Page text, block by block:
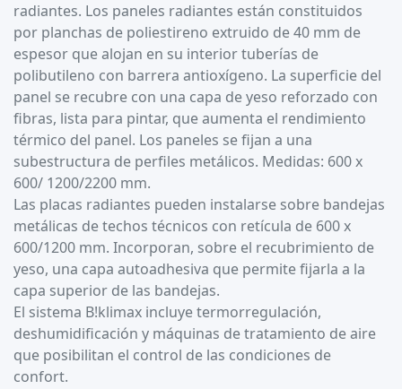
radiantes. Los paneles radiantes están constituidos
por planchas de poliestireno extruido de 40 mm de
espesor que alojan en su interior tuberías de
polibutileno con barrera antioxígeno. La superficie del
panel se recubre con una capa de yeso reforzado con
fibras, lista para pintar, que aumenta el rendimiento
térmico del panel. Los paneles se fijan a una
subestructura de perfiles metálicos. Medidas: 600 x
600/ 1200/2200 mm.
Las placas radiantes pueden instalarse sobre bandejas
metálicas de techos técnicos con retícula de 600 x
600/1200 mm. Incorporan, sobre el recubrimiento de
yeso, una capa autoadhesiva que permite fijarla a la
capa superior de las bandejas.
El sistema B!klimax incluye termorregulación,
deshumidificación y máquinas de tratamiento de aire
que posibilitan el control de las condiciones de
confort.